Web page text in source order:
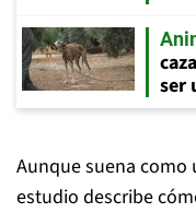
ser
Aunque suena como
estudio describe